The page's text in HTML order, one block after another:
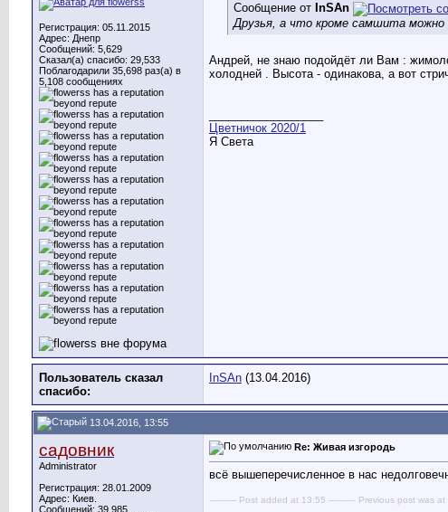
Регистрация: 05.11.2015
Адрес: Днепр
Сообщений: 5,629
Сказал(а) спасибо: 29,533
Поблагодарили 35,698 раз(а) в
5,108 сообщениях
Сообщение от InSAn
Друзья, а что кроме самшита можно
Андрей, не знаю подойдёт ли Вам :
холодней . Высота - одинакова, а вот
Цветничок 2020/1
Я Света
Пользователь сказал
cпасибо:
InSAn (13.04.2016)
13.04.2016, 13:55
садовник
Administrator
Регистрация: 28.01.2009
Адрес: Киев.
Сообщений: 39,985
Re: Живая изгородь
всё вышеперечисленное в нас
---------- Post added at 13:55 ---------- Previous post was at